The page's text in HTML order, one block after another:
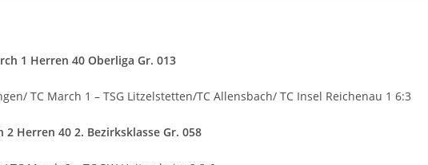
1 Herren 40 Oberliga Gr. 013
TC March 1 – TSG Litzelstetten/TC Allensbach/ TC Insel Reichenau 1 6:3
Herren 40 2. Bezirksklasse Gr. 058